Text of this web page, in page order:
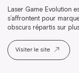
Laser Game Evolution
s’affrontent pour
obscurs répartis sur
Visiter le site